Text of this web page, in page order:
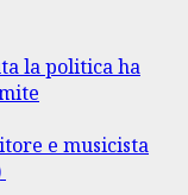
la politica ha
e musicista